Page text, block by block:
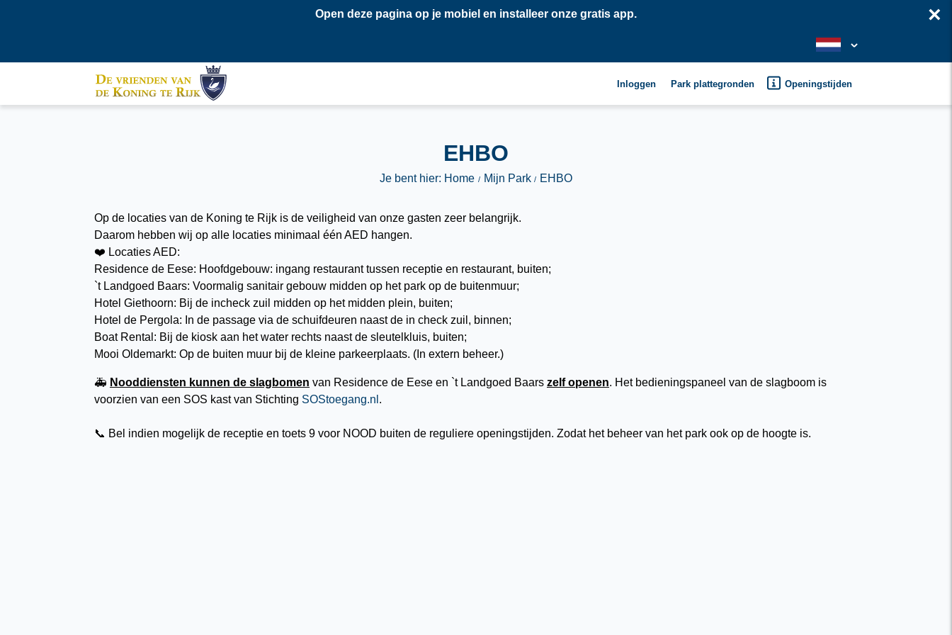
Open deze pagina op je mobiel en installeer onze gratis app. ×
Inloggen Park plattegronden Openingstijden
EHBO
Je bent hier: Home Mijn Park EHBO
Op de locaties van de Koning te Rijk is de veiligheid van onze gasten zeer belangrijk.
Daarom hebben wij op alle locaties minimaal één AED hangen.
❤️ Locaties AED:
Residence de Eese: Hoofdgebouw: ingang restaurant tussen receptie en restaurant, buiten;
`t Landgoed Baars: Voormalig sanitair gebouw midden op het park op de buitenmuur;
Hotel Giethoorn: Bij de incheck zuil midden op het midden plein, buiten;
Hotel de Pergola: In de passage via de schuifdeuren naast de in check zuil, binnen;
Boat Rental: Bij de kiosk aan het water rechts naast de sleutelkluis, buiten;
Mooi Oldemarkt: Op de buiten muur bij de kleine parkeerplaats. (In extern beheer.)
🚑 Nooddiensten kunnen de slagbomen van Residence de Eese en `t Landgoed Baars zelf openen. Het bedieningspaneel van de slagboom is
voorzien van een SOS kast van Stichting SOStoegang.nl .
📞 Bel indien mogelijk de receptie en toets 9 voor NOOD buiten de reguliere openingstijden. Zodat het beheer van het park ook op de hoogte is.